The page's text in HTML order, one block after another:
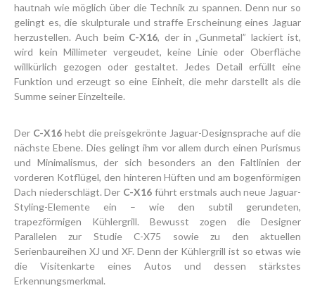
hautnah wie möglich über die Technik zu spannen. Denn nur so
gelingt es, die skulpturale und straffe Erscheinung eines Jaguar
herzustellen. Auch beim C-X16, der in „Gunmetal” lackiert ist,
wird kein Millimeter vergeudet, keine Linie oder Oberfläche
willkürlich gezogen oder gestaltet. Jedes Detail erfüllt eine
Funktion und erzeugt so eine Einheit, die mehr darstellt als die
Summe seiner Einzelteile.
Der C-X16hebt die preisgekrönte Jaguar-Designsprache auf die
nächste Ebene. Dies gelingt ihm vor allem durch einen Purismus
und Minimalismus, der sich besonders an den Faltlinien der
vorderen Kotflügel, den hinteren Hüften und am bogenförmigen
Dach niederschlägt. Der C-X16führt erstmals auch neue Jaguar-
Styling-Elemente ein – wie den subtil gerundeten,
trapezförmigen Kühlergrill. Bewusst zogen die Designer
Parallelen zur Studie C-X75 sowie zu den aktuellen
Serienbaureihen XJ und XF. Denn der Kühlergrill ist so etwas wie
die Visitenkarte eines Autos und dessen stärkstes
Erkennungsmerkmal.